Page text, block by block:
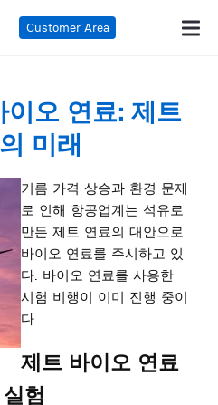
Customer Area
이오 연료: 제트
미래
기름 가격 상승과 환경 문제
로 인해 항공업계는 석유로
만든 제트 연료의 대안으로
바이오 연료를 주시하고 있
다. 바이오 연료를 사용한
시험 비행이 이미 진행 중이
다.
제트 바이오 연료
험